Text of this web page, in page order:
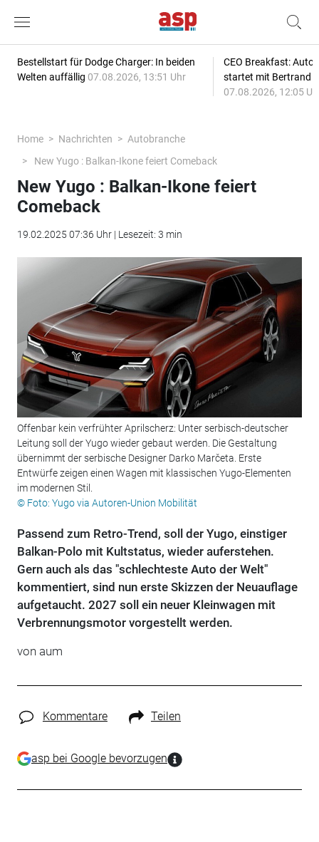
Bestellstart für Dodge Charger: In beiden
Welten auffällig 07.08.2026, 13:51 Uhr
CEO Breakfast:
startet mit Bertrand
07.08.2026, 12:05
Home Nachrichten
Autobranche
New Yugo : Balkan-Ikone feiert Comeback
New Yugo : Balkan-Ikone feiert
Comeback
19.02.2025 07:36 Uhr | Lesezeit: 3 min
Offenbar kein verfrühter Aprilscherz: Unter serbisch-deutscher
Leitung soll der Yugo wieder gebaut werden. Die Gestaltung
übernimmt der serbische Designer Darko Marčeta. Erste
Entwürfe zeigen einen Wagen mit klassischen Yugo-Elementen
im modernen Stil.
© Foto: Yugo via Autoren-Union Mobilität
Passend zum Retro-Trend, soll der Yugo, einstiger
Balkan-Polo mit Kultstatus, wieder auferstehen.
Gern auch als das "schlechteste Auto der Welt"
kommentiert, sind nun erste Skizzen der Neuauflage
aufgetaucht. 2027 soll ein neuer Kleinwagen mit
Verbrennungsmotor vorgestellt werden.
von aum
Kommentare Teilen
asp bei Google bevorzugen